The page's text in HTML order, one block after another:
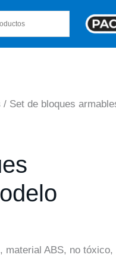
/ Set de bloques
material ABS, no tóxico,